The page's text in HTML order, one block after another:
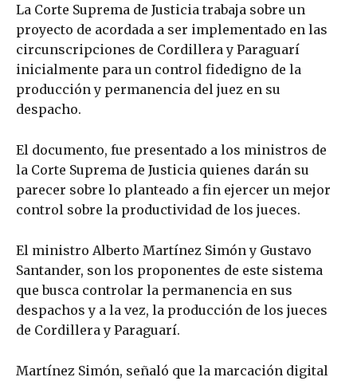
La Corte Suprema de Justicia trabaja sobre un
proyecto de acordada a ser implementado en las
circunscripciones de Cordillera y Paraguarí
inicialmente para un control fidedigno de la
producción y permanencia del juez en su
despacho.
El documento, fue presentado a los ministros de
la Corte Suprema de Justicia quienes darán su
parecer sobre lo planteado a fin ejercer un mejor
control sobre la productividad de los jueces.
El ministro Alberto Martínez Simón y Gustavo
Santander, son los proponentes de este sistema
que busca controlar la permanencia en sus
despachos y a la vez, la producción de los jueces
de Cordillera y Paraguarí.
Martínez Simón, señaló que la marcación digital